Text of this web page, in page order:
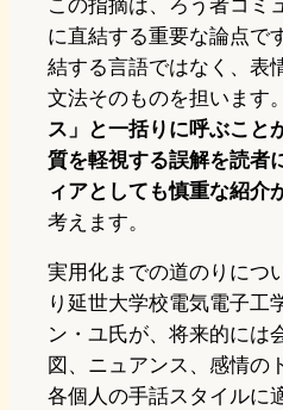
この指摘は、ろう者コミ
に直結する重要な論点で
結する言語ではなく、表
文法そのものを担います。
ス」と一括りに呼ぶこと
質を軽視する誤解を読者
ィアとしても慎重な紹介
考えます。
実用化までの道のりにつ
り延世大学校電気電子工
ン・ユ氏が、将来的には
図、ニュアンス、感情の
各個人の手話スタイルに